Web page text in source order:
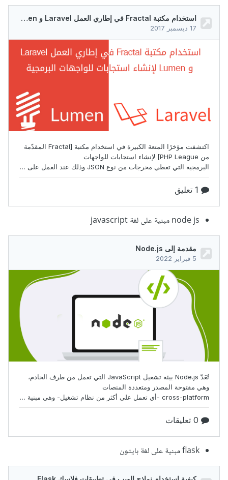
node js مبنية على لغة javascript
flask مبنية على لغة بايثون